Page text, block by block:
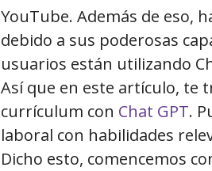
YouTube. Además de eso,
debido a sus poderosas
usuarios están utilizando
Así que en este artículo, te
currículum con Chat GPT.
laboral con habilidades
Dicho esto, comencemos